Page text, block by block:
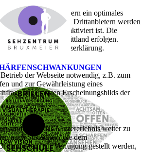
Cookies, um Besuchern ein optimales
Inhalte von Drittanbietern werden
Option aktiviert ist. Die
auch in einem Drittland erfolgen.
in der Datenschutzerklärung.
der Webseite notwendig, z.B. zum
und zur Gewährleistung eines
angepassten Erscheinungsbilds der
um das Nutzererlebnis weiter zu
auch Statistiken, die dem
zur Verfügung gestellt werden,